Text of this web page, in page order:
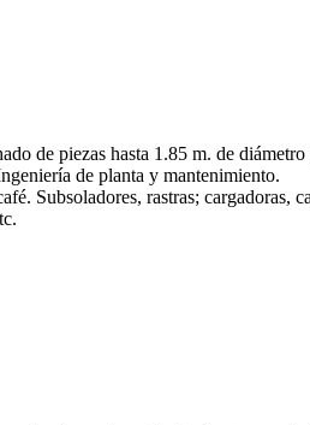
de piezas hasta 1.85 m. de
de planta y mantenimiento.
Subsoladores, rastras;